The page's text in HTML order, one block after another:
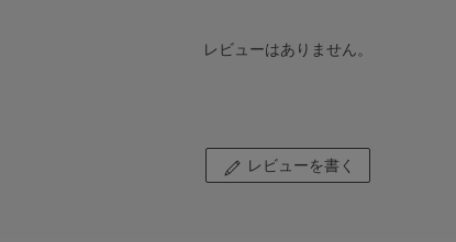
レビューはありません。
レビューを書く